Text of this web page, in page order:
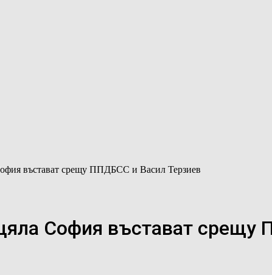
въстават срещу ППДБСС и Васил Терзиев
София въстават